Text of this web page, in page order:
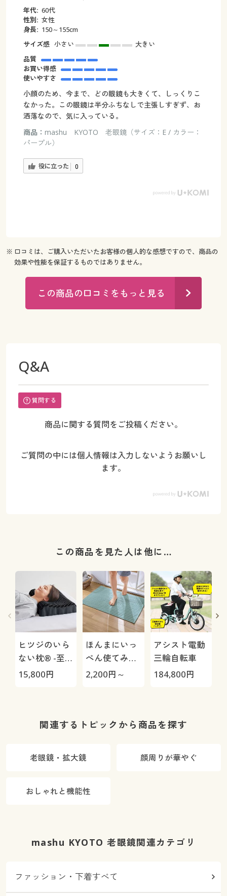
年代: 60代
性別: 女性
身長: 150～155cm
サイズ感 小さい
大きい
品質
お買い得感
使いやすさ
小顔のため、今まで、どの眼鏡も大きくて、しっくりこ
なかった。この眼鏡は半分ふちなしで主張しすぎず、お
洒落なので、気に入っている。
商品： mashu KYOTO 老眼鏡（サイズ：E / カラー：
パープル）
役に立った 0
※ 口コミは、ご購入いただいたお客様の個人的な感想ですので、商品の
効果や性能を保証するものではありません。
この商品の口コミをもっと見る
Q&A
質問する
商品に関する質問をご投稿ください。
ご質問の中には個人情報は入力しないようお願いし
ます。
この商品を見た人は他に…
ヒツジのいら
ない枕® -至
極-
15,800円
ほんまにいっ
ぺん使てみて!
吸水バスマッ
2,200円～
アシスト電動
三輪自転車
184,800円
関連するトピックから商品を探す
老眼鏡・拡大鏡 顔周りが華やぐ
おしゃれと機能性
mashu KYOTO 老眼鏡関連カテゴリ
ファッション・下着すべて